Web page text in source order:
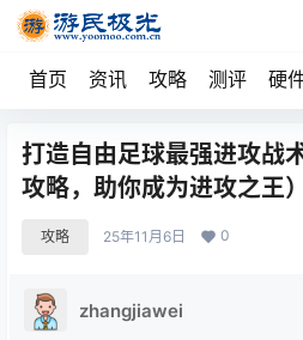
首页 资讯 攻略 测评 硬
打造自由足球最强进攻战
攻略，助你成为进攻之王）
攻略 25年11月6日 0
zhangjiawei